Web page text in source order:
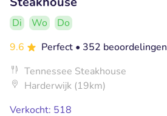
Di Wo
Do
9.6
Perfect • 352 beoordelingen
Tennessee Steakhouse
Harderwijk (19km)
Verkocht: 518